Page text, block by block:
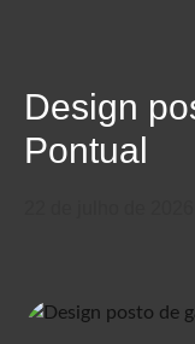
Design
Pontual